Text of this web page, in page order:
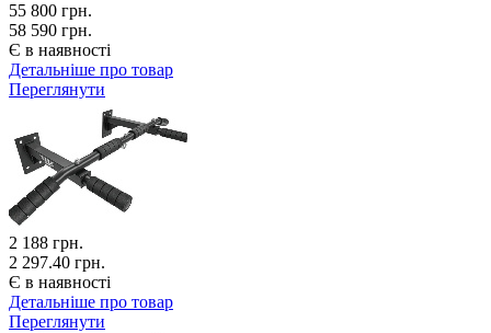
55 800 грн.
58 590 грн.
Є в наявності
Детальніше про товар
Переглянути
2 188 грн.
2 297.40 грн.
Є в наявності
Детальніше про товар
Переглянути